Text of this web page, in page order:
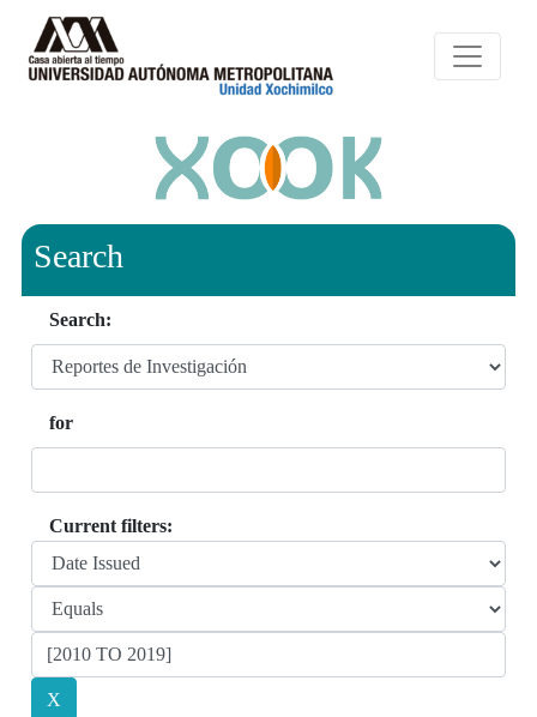
Search
Search:
for
Current filters: